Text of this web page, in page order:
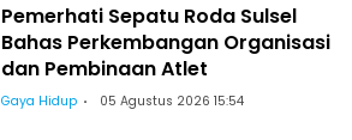
Pemerhati Sepatu Roda Sulsel
Bahas Perkembangan Organisasi
dan Pembinaan Atlet
Gaya Hidup 05 Agustus 2026 15:54